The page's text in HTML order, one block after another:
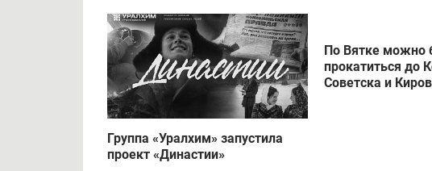
Группа «Уралхим» запустила
проект «Династии»
По Вятке можно
прокатиться до
Советска и